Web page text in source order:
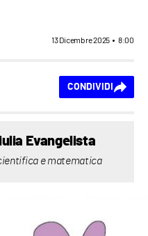
13 Dicembre 2025 8:00
CONDIVIDI
Evangelista
e matematica